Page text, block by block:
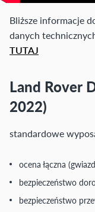
Bliższe informacje
danych
TUTAJ
Land Rover
2022)
standardowe
ocena łączna
bezpieczeństwo
bezpieczeństwo